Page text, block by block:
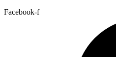
Facebook-f